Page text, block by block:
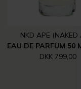
NKD APE (NAKED
DKK 799,00